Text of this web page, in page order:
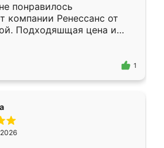
понравилось
компании Ренессанс от
Подходяшщая цена и
изготовления. Приехавший
Владислав
эскизу самый
1